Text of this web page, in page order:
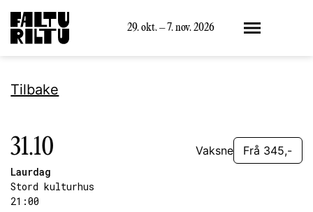
29. okt. – 7. nov. 2026 Meny
Tilbake
31.10
Laurdag
Stord kulturhus
21:00
Vaksne Frå 345,-